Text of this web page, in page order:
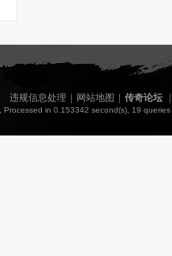
违规信息处理 网站地图 传奇论坛
, Processed in 0.153342 second(s), 19 queries .